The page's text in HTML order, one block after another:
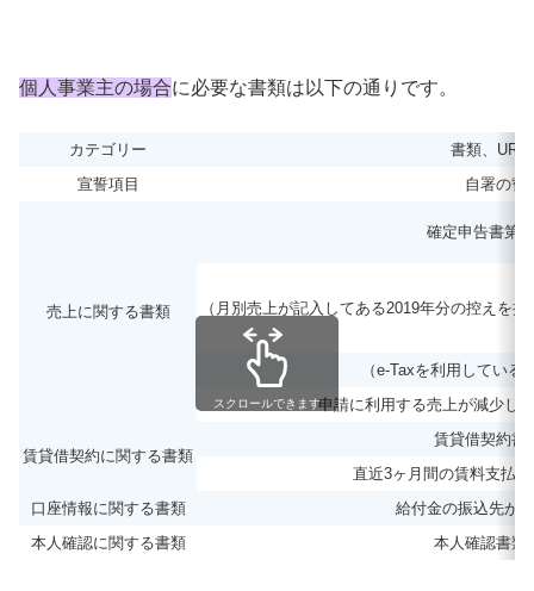
個人事業主の場合に必要な書類は以下の通りです。
カテゴリー
書類、URL
宣誓項目
自署の誓
売上に関する書類
確定申告書第
（月別売上が記入してある2019年分の控えを
（e-Taxを利用している
申請に利用する売上が減少し
賃貸借契約に関する書類
賃貸借契約書
直近3ヶ月間の賃料支払
口座情報に関する書類
給付金の振込先が
本人確認に関する書類
本人確認書類
スクロールできます